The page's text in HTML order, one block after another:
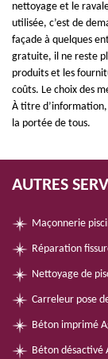
nettoyage et le
utilisée, c’est de
façade à quelques
gratuite, il ne reste
produits et les
coûts. Le choix des
À titre d’information,
la portée de tous.
AUTRES
Maçonnerie
Réparation
Nettoyage de
Carreleur pose
Béton imprimé
Béton désactivé